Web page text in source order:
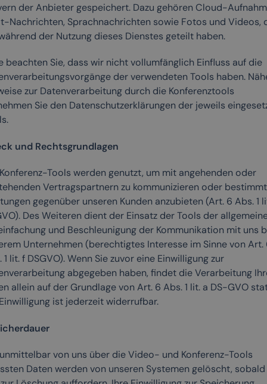
der Anbieter gespeichert. Dazu gehören Cloud-
Nachrichten, Sprachnachrichten sowie Fotos und Videos,
der Nutzung dieses Dienstes geteilt haben.
beachten Sie, dass wir nicht vollumfänglich Einfluss auf die
der verwendeten Tools haben.
zur Datenverarbeitung durch die Konferenztools
Sie den Datenschutzerklärungen der jeweils
und Rechtsgrundlagen
Tools werden genutzt, um mit angehenden oder
Vertragspartnern zu kommunizieren oder
gegenüber unseren Kunden anzubieten (Art. 6 Abs. 1
Des Weiteren dient der Einsatz der Tools der
und Beschleunigung der Kommunikation mit uns
Unternehmen (berechtigtes Interesse im Sinne von Art.
1 lit. f DSGVO). Wenn Sie zuvor eine Einwilligung zur
abgegeben haben, findet die Verarbeitung
allein auf der Grundlage von Art. 6 Abs. 1 lit. a DS-GVO
ist jederzeit widerrufbar.
von uns über die Video- und Konferenz-Tools
Daten werden von unseren Systemen gelöscht, sobald